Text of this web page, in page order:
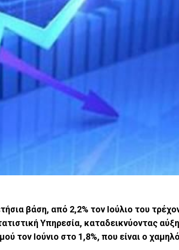
βάση, από 2,2% τον Ιούλιο του
Υπηρεσία, καταδεικνύοντας
τον Ιούνιο στο 1,8%, που είναι ο